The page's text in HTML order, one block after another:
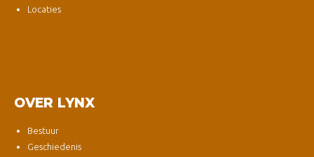
Locaties
OVER LYNX
Bestuur
Geschiedenis